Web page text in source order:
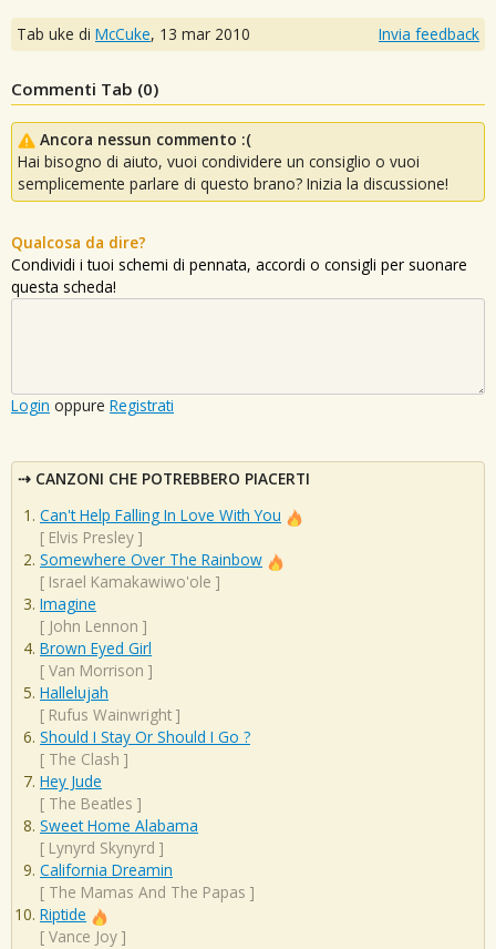
Tab uke di McCuke, 13 mar 2010 Invia feedback
Commenti Tab (0)
Ancora nessun commento :(
Hai bisogno di aiuto, vuoi condividere un consiglio o vuoi
semplicemente parlare di questo brano? Inizia la discussione!
Qualcosa da dire?
Condividi i tuoi schemi di pennata, accordi o consigli per suonare
questa scheda!
Login oppure Registrati
CANZONI CHE POTREBBERO PIACERTI
Can't Help Falling In Love With You
[ Elvis Presley ]
Somewhere Over The Rainbow
[ Israel Kamakawiwo'ole ]
Imagine
[ John Lennon ]
Brown Eyed Girl
[ Van Morrison ]
Hallelujah
[ Rufus Wainwright ]
Should I Stay Or Should I Go ?
[ The Clash ]
Hey Jude
[ The Beatles ]
Sweet Home Alabama
[ Lynyrd Skynyrd ]
California Dreamin
[ The Mamas And The Papas ]
Riptide
[ Vance Joy ]